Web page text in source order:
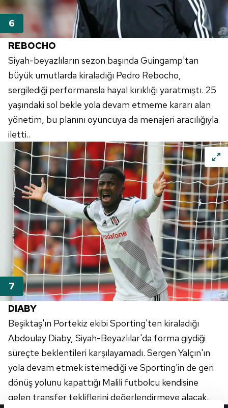
REBOCHO
Siyah-beyazlıların sezon başında Guingamp'tan
büyük umutlarda kiraladığı Pedro Rebocho,
sergilediği performansla hayal kırıklığı yaratmıştı. 25
yaşındaki sol bekle yola devam etmeme kararı alan
yönetim, bu planını oyuncuya da menajeri aracılığıyla
iletti..
DIABY
Beşiktaş'ın Portekiz ekibi Sporting'ten kiraladığı
Abdoulay Diaby, Siyah-Beyazlılar'da forma giydiği
süreçte beklentileri karşılayamadı. Sergen Yalçın'ın
yola devam etmek istemediği ve Sporting'in de geri
dönüş yolunu kapattığı Malili futbolcu kendisine
gelen transfer tekliflerini değerlendirmeye alacak.